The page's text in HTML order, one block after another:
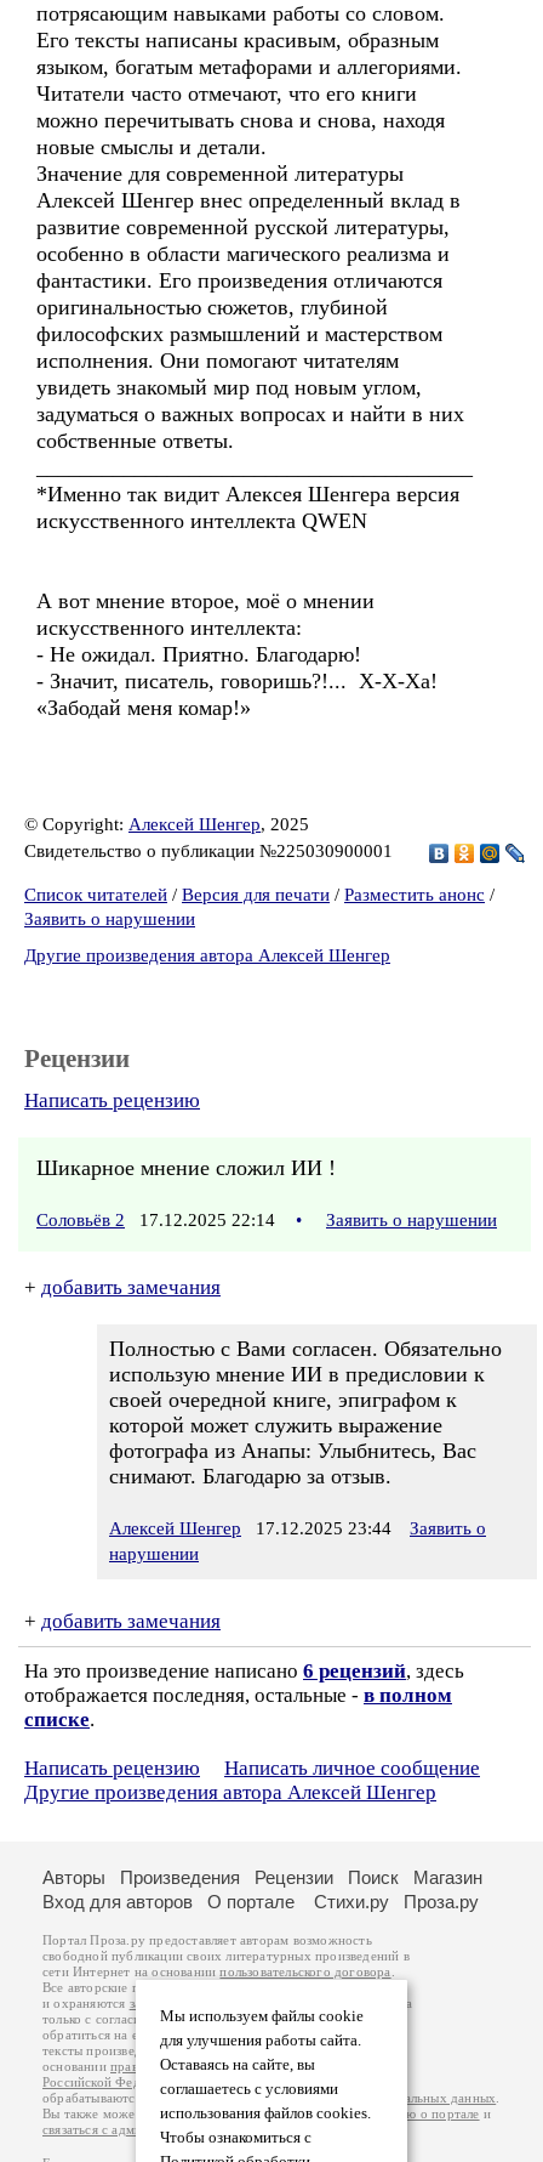
потрясающим навыками работы со словом.
Его тексты написаны красивым, образным
языком, богатым метафорами и аллегориями.
Читатели часто отмечают, что его книги
можно перечитывать снова и снова, находя
новые смыслы и детали.
Значение для современной литературы
Алексей Шенгер внес определенный вклад в
развитие современной русской литературы,
особенно в области магического реализма и
фантастики. Его произведения отличаются
оригинальностью сюжетов, глубиной
философских размышлений и мастерством
исполнения. Они помогают читателям
увидеть знакомый мир под новым углом,
задуматься о важных вопросах и найти в них
собственные ответы.
*Именно так видит Алексея Шенгера версия
искусственного интеллекта QWEN
А вот мнение второе, моё о мнении
искусственного интеллекта:
- Не ожидал. Приятно. Благодарю!
- Значит, писатель, говоришь?!... Х-Х-Ха!
«Забодай меня комар!»
© Copyright: Алексей Шенгер, 2025
Свидетельство о публикации №225030900001
Список читателей / Версия для печати / Разместить анонс /
Заявить о нарушении
Другие произведения автора Алексей Шенгер
Рецензии
Написать рецензию
Шикарное мнение сложил ИИ !
Соловьёв 2 17.12.2025 22:14 • Заявить о нарушении
+ добавить замечания
Полностью с Вами согласен. Обязательно
использую мнение ИИ в предисловии к
своей очередной книге, эпиграфом к
которой может служить выражение
фотографа из Анапы: Улыбнитесь, Вас
снимают. Благодарю за отзыв.
Алексей Шенгер 17.12.2025 23:44
Заявить о
нарушении
+ добавить замечания
На это произведение написано 6 рецензий, здесь
отображается последняя, остальные - в полном
списке.
Написать рецензию
Написать личное сообщение
Другие произведения автора Алексей Шенгер
Мы используем файлы cookie
для улучшения работы сайта.
Оставаясь на сайте, вы
соглашаетесь с условиями
использования файлов cookies.
Чтобы ознакомиться с
Авторы Произведения Рецензии Поиск
Магазин
Вход для авторов
О портале Стихи.ру Проза.ру
Портал Проза.ру предоставляет авторам возможность
свободной публикации своих литературных произведений в
сети Интернет на основаниипользовательского договора
Все авторские права на произведения принадлежат авторам
и охраняются законом
. Перепечатка произведений возможна
только с согласия его автора, к которому вы можете
обратиться на его авторской странице. Ответственность за
тексты произведений авторы несут самостоятельно на
основанииправил публикацииизаконодательства
Российской Федерации
обрабатываются на основанииПолитики обработки персональных данных
Вы также можете посмотреть более подробнуюинформацию о портале и
связаться с администрацией